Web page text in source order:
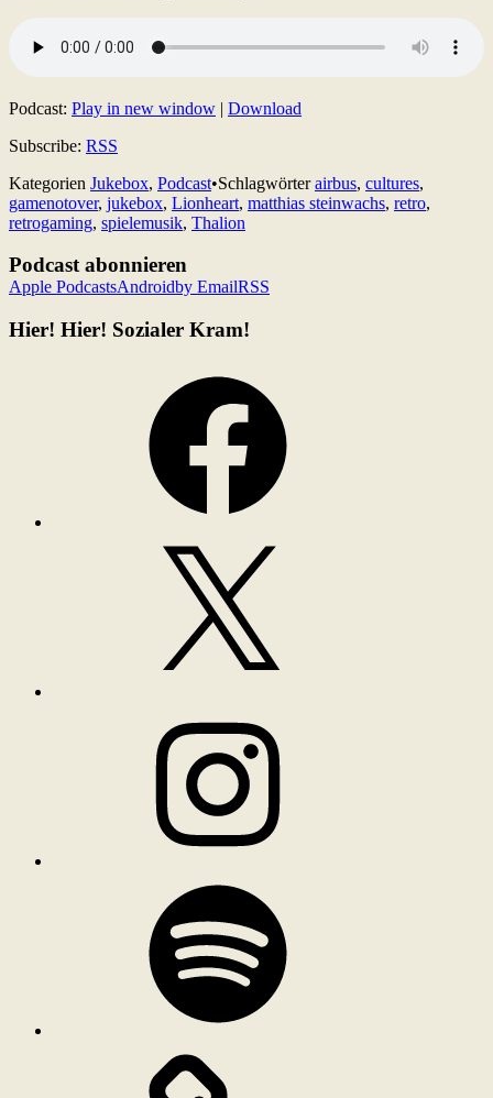
Podcast: Play in new window | Download
Subscribe: RSS
Kategorien Jukebox, Podcast•Schlagwörterairbus, cultures,
gamenotover, jukebox, Lionheart, matthias steinwachs, retro,
retrogaming, spielemusik, Thalion
Podcast abonnieren
Apple PodcastsAndroidby EmailRSS
Hier! Hier! Sozialer Kram!